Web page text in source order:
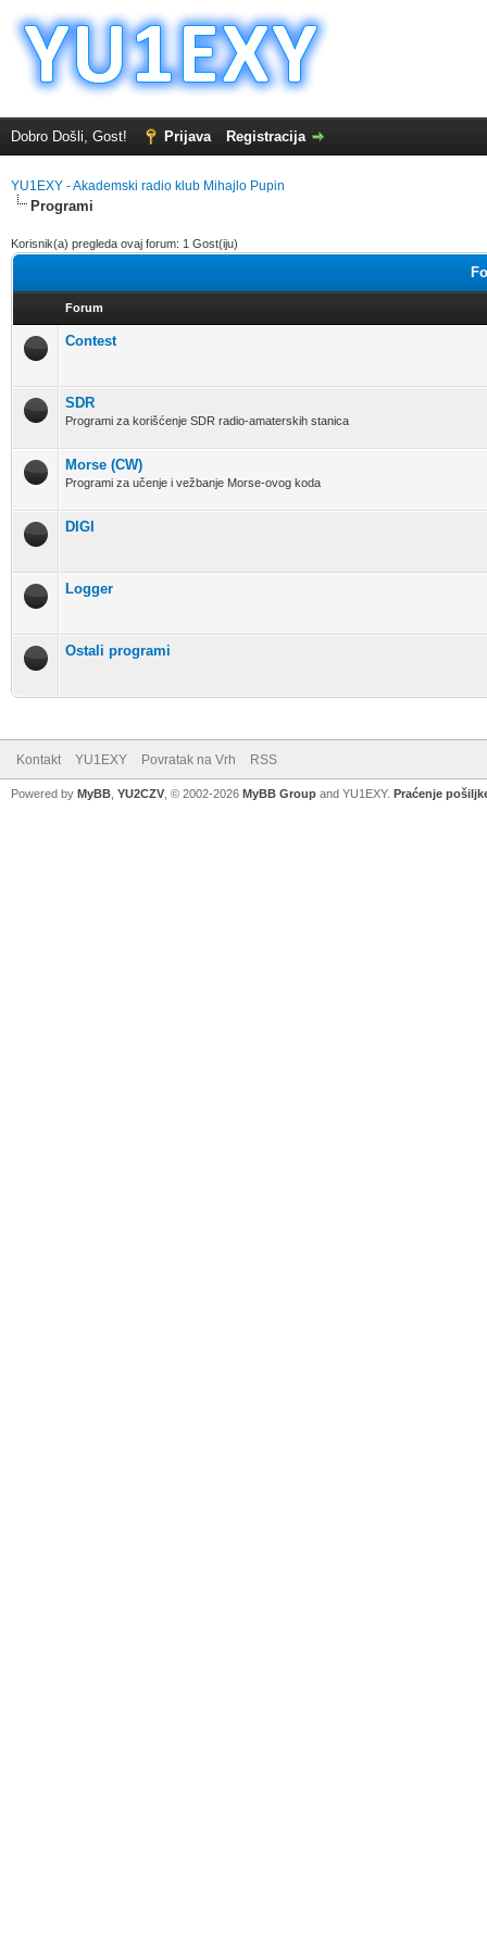
Dobro Došli, Gost! Prijava Registracija
YU1EXY - Akademski radio klub Mihajlo Pupin
Programi
Korisnik(a) pregleda ovaj forum: 1 Gost(iju)
Forum
Contest
SDR
Programi za korišćenje SDR radio-amaterskih stanica
Morse (CW)
Programi za učenje i vežbanje Morse-ovog koda
DIGI
Logger
Ostali programi
Kontakt YU1EXY Povratak na Vrh RSS
Powered by MyBB YU2CZV , © 2002-2026 MyBB Group and YU1EXY. Praćenje